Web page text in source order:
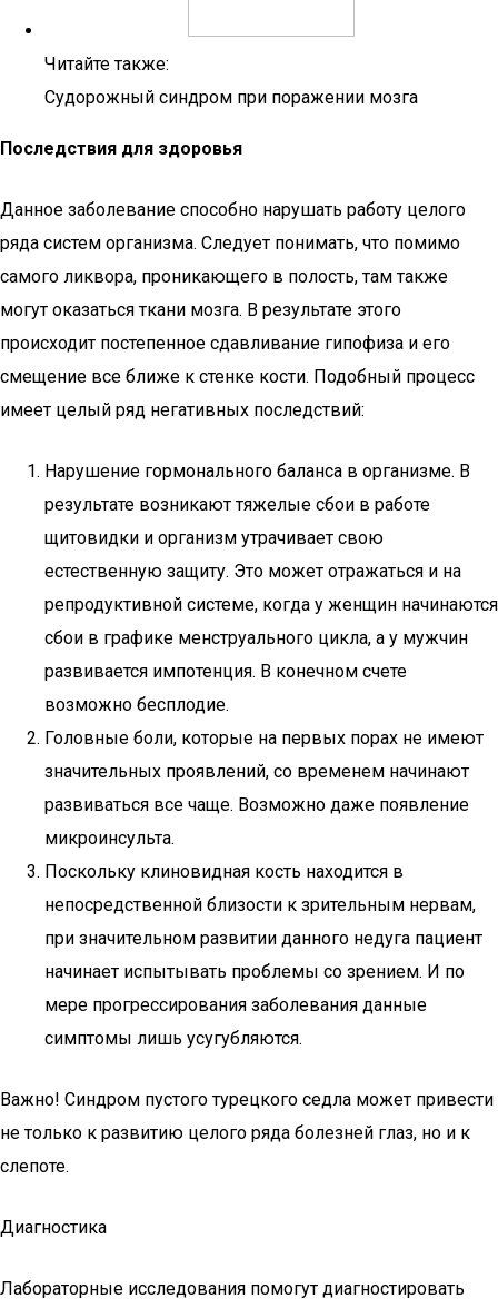
Читайте также:
Судорожный синдром при поражении мозга
Последствия для здоровья
Данное заболевание способно нарушать работу целого
ряда систем организма. Следует понимать, что помимо
самого ликвора, проникающего в полость, там также
могут оказаться ткани мозга. В результате этого
происходит постепенное сдавливание гипофиза и его
смещение все ближе к стенке кости. Подобный процесс
имеет целый ряд негативных последствий:
Нарушение гормонального баланса в организме. В
результате возникают тяжелые сбои в работе
щитовидки и организм утрачивает свою
естественную защиту. Это может отражаться и на
репродуктивной системе, когда у женщин начинаются
сбои в графике менструального цикла, а у мужчин
развивается импотенция. В конечном счете
возможно бесплодие.
Головные боли, которые на первых порах не имеют
значительных проявлений, со временем начинают
развиваться все чаще. Возможно даже появление
микроинсульта.
Поскольку клиновидная кость находится в
непосредственной близости к зрительным нервам,
при значительном развитии данного недуга пациент
начинает испытывать проблемы со зрением. И по
мере прогрессирования заболевания данные
симптомы лишь усугубляются.
Важно! Синдром пустого турецкого седла может привести
не только к развитию целого ряда болезней глаз, но и к
слепоте.
Диагностика
Лабораторные исследования помогут диагностировать